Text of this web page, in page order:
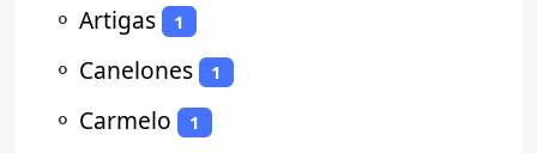
⚬ Artigas 1
⚬ Canelones 1
⚬ Carmelo 1